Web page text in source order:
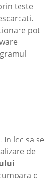
teste
pot
loc sa se
de
o